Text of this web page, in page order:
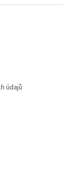
údajů